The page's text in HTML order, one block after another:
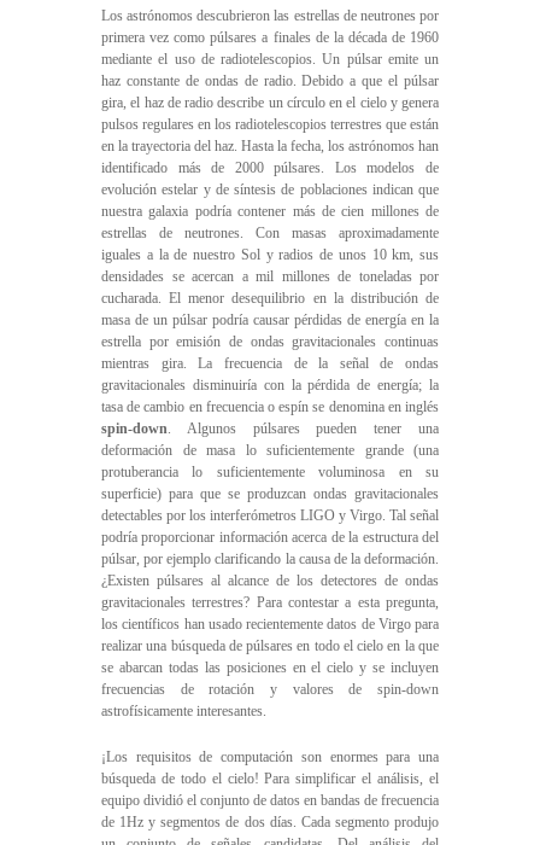
Los astrónomos descubrieron las estrellas de neutrones por
primera vez como púlsares a finales de la década de 1960
mediante el uso de radiotelescopios. Un púlsar emite un
haz constante de ondas de radio. Debido a que el púlsar
gira, el haz de radio describe un círculo en el cielo y genera
pulsos regulares en los radiotelescopios terrestres que están
en la trayectoria del haz. Hasta la fecha, los astrónomos han
identificado más de 2000 púlsares. Los modelos de
evolución estelar y de síntesis de poblaciones indican que
nuestra galaxia podría contener más de cien millones de
estrellas de neutrones. Con masas aproximadamente
iguales a la de nuestro Sol y radios de unos 10 km, sus
densidades se acercan a mil millones de toneladas por
cucharada. El menor desequilibrio en la distribución de
masa de un púlsar podría causar pérdidas de energía en la
estrella por emisión de ondas gravitacionales continuas
mientras gira. La frecuencia de la señal de ondas
gravitacionales disminuiría con la pérdida de energía; la
tasa de cambio en frecuencia o espín se denomina en inglés
spin-down. Algunos púlsares pueden tener una
deformación de masa lo suficientemente grande (una
protuberancia lo suficientemente voluminosa en su
superficie) para que se produzcan ondas gravitacionales
detectables por los interferómetros LIGO y Virgo. Tal señal
podría proporcionar información acerca de la estructura del
púlsar, por ejemplo clarificando la causa de la deformación.
¿Existen púlsares al alcance de los detectores de ondas
gravitacionales terrestres? Para contestar a esta pregunta,
los científicos han usado recientemente datos de Virgo para
realizar una búsqueda de púlsares en todo el cielo en la que
se abarcan todas las posiciones en el cielo y se incluyen
frecuencias de rotación y valores de spin-down
astrofísicamente interesantes.
¡Los requisitos de computación son enormes para una
búsqueda de todo el cielo! Para simplificar el análisis, el
equipo dividió el conjunto de datos en bandas de frecuencia
de 1Hz y segmentos de dos días. Cada segmento produjo